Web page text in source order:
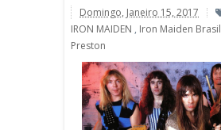
Domingo, Janeiro 15, 2017
IRON MAIDEN , Iron Maiden Brasil
Preston